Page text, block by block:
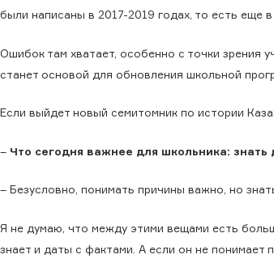
были написаны в 2017-2019 годах, то есть еще
Ошибок там хватает, особенно с точки зрения
станет основой для обновления школьной
Если выйдет новый семитомник по истории
– Что сегодня важнее для школьника:
– Безусловно, понимать причины важно, но
Я не думаю, что между этими вещами есть
знает и даты с фактами. А если он не понимает